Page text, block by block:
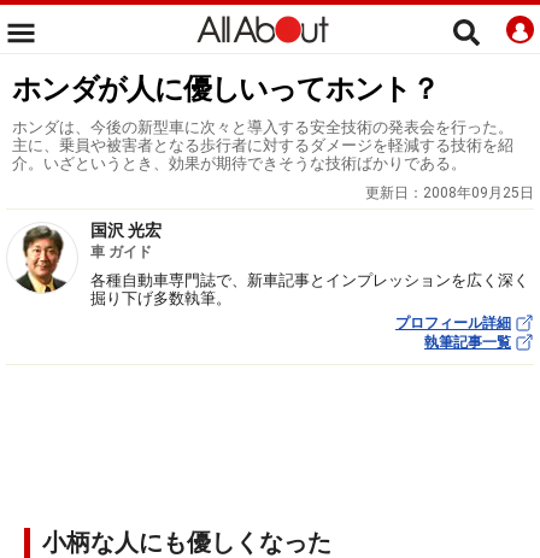
ホンダが人に優しいってホント？
ホンダは、今後の新型車に次々と導入する安全技術の発表会を行った。
主に、乗員や被害者となる歩行者に対するダメージを軽減する技術を紹
介。いざというとき、効果が期待できそうな技術ばかりである。
更新日： 2008年09月25日
国沢 光宏
車 ガイド
各種自動車専門誌で、新車記事とインプレッションを広く深く
掘り下げ多数執筆。
プロフィール詳細
執筆記事一覧
小柄な人にも優しくなった